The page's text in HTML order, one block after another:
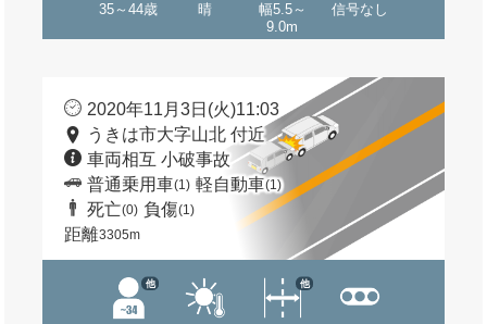
35～44歳 晴
幅5.5～
9.0m
信号なし
2020年11月3日(火)11:03
うきは市大字山北 付近
車両相互 小破事故
普通乗用車(1) 軽自動車(1)
死亡(0) 負傷(1)
距離3305m
他 他